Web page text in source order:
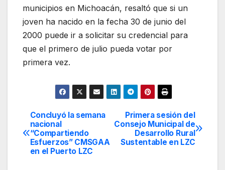
municipios en Michoacán, resaltó que si un
joven ha nacido en la fecha 30 de junio del
2000 puede ir a solicitar su credencial para
que el primero de julio pueda votar por
primera vez.
Navegación
de
Primera sesión del
Consejo Municipal de
Desarrollo Rural
Sustentable en LZC
Concluyó la semana
nacional
“Compartiendo
Esfuerzos” CMSGAA
en el Puerto LZC